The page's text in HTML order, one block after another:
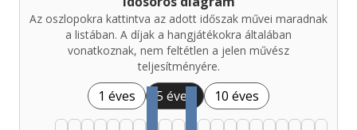
Az oszlopokra kattintva az adott időszak művei maradnak
a listában. A díjak a hangjátékokra általában
vonatkoznak, nem feltétlen a jelen művész
teljesítményére.
1 éves 5 éves 10 éves